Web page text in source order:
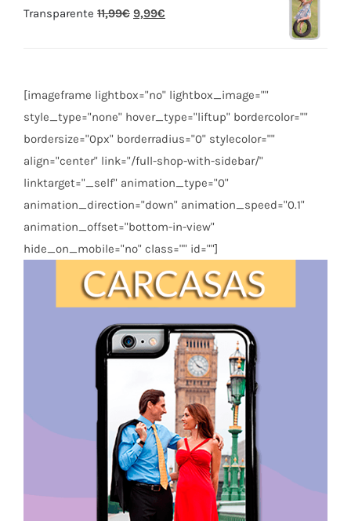
Transparente 11,99€ 9,99€
[imageframe lightbox="no" lightbox_image=""
style_type="none" hover_type="liftup" bordercolor=""
bordersize="0px" borderradius="0" stylecolor=""
align="center" link="/full-shop-with-sidebar/"
linktarget="_self" animation_type="0"
animation_direction="down" animation_speed="0.1"
animation_offset="bottom-in-view"
hide_on_mobile="no" class="" id=""]